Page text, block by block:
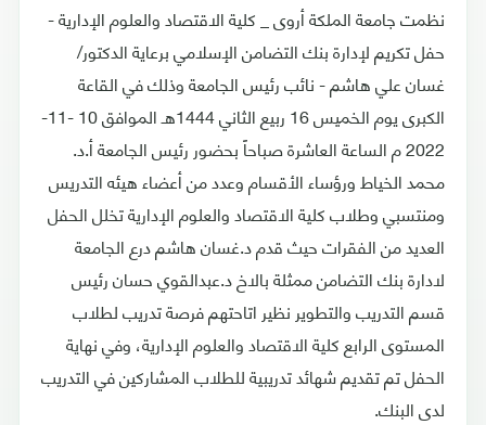
نظمت جامعة الملكة أروى _ كلية الاقتصاد والعلوم الإدارية -
حفل تكريم لإدارة بنك التضامن الإسلامي برعاية الدكتور/
غسان علي هاشم - نائب رئيس الجامعة وذلك في القاعة
الكبرى يوم الخميس 16 ربيع الثاني 1444هـ الموافق 10 -11-
2022 م الساعة العاشرة صباحاً بحضور رئيس الجامعة أ.د.
محمد الخياط ورؤساء الأقسام وعدد من أعضاء هيئه التدريس
ومنتسبي وطلاب كلية الاقتصاد والعلوم الإدارية تخلل الحفل
العديد من الفقرات حيث قدم د.غسان هاشم درع الجامعة
لادارة بنك التضامن ممثلة بالاخ د.عبدالقوي حسان رئيس
قسم التدريب والتطوير نظير اتاحتهم فرصة تدريب لطلاب
المستوى الرابع كلية الاقتصاد والعلوم الإدارية، وفي نهاية
الحفل تم تقديم شهائد تدريبية للطلاب المشاركين في التدريب
لدى البنك.